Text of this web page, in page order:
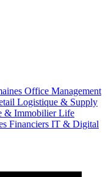
Office Management
Logistique & Supply
& ImmobilierLife
Financiers IT & Digital